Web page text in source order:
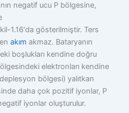
negatif ucu P bölgesine,
1.16‘da gösterilmiştir. Ters
akım akmaz. Bataryanın
boşlukları kendine doğru
elektronları kendine
bölgesi) yalıtkan
daha çok pozitif iyonlar, P
iyonlar oluşturulur.